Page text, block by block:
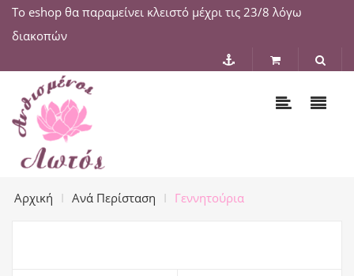
Το eshop θα παραμείνει κλειστό μέχρι τις 23/8 λόγω
διακοπών
Αρχική Ανά Περίσταση Γεννητούρια